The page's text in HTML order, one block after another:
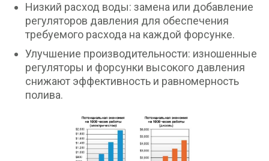
Низкий расход воды: замена или добавление
регуляторов давления для обеспечения
требуемого расхода на каждой форсунке.
Улучшение производительности: изношенные
регуляторы и форсунки высокого давления
снижают эффективность и равномерность
полива.